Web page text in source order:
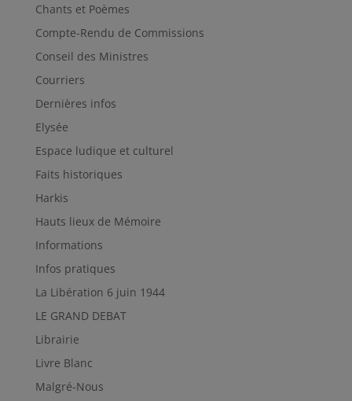
Chants et Poèmes
Compte-Rendu de Commissions
Conseil des Ministres
Courriers
Dernières infos
Elysée
Espace ludique et culturel
Faits historiques
Harkis
Hauts lieux de Mémoire
Informations
Infos pratiques
La Libération 6 juin 1944
LE GRAND DEBAT
Librairie
Livre Blanc
Malgré-Nous